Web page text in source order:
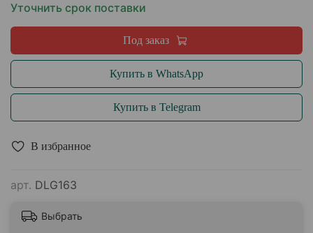
В избранное
арт. DLG163
Уточнить срок поставки
Под заказ
Купить в WhatsApp
Купить в Telegram
Выбрать